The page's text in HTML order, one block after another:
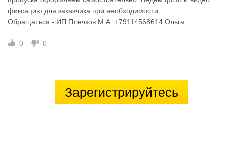
фиксацию для заказчика при необходимости.
Обращаться - ИП Плечков М.А. +79114568614 Ольга.
0 0
Зарегистрируйтесь